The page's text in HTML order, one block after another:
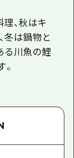
、秋はキ
冬は鍋物と
る川魚の鯉